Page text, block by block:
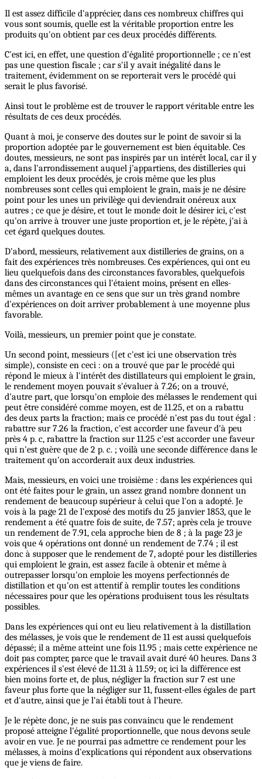
Il est assez difficile d'apprécier, dans ces nombreux chiffres qui
vous sont soumis, quelle est la véritable proportion entre les
produits qu'on obtient par ces deux procédés différents.
C'est ici, en effet, une question d'égalité proportionnelle ; ce n'est
pas une question fiscale ; car s'il y avait inégalité dans le
traitement, évidemment on se reporterait vers le procédé qui
serait le plus favorisé.
Ainsi tout le problème est de trouver le rapport véritable entre les
résultats de ces deux procédés.
Quant à moi, je conserve des doutes sur le point de savoir si la
proportion adoptée par le gouvernement est bien équitable. Ces
doutes, messieurs, ne sont pas inspirés par un intérêt local, car il y
a, dans l'arrondissement auquel j'appartiens, des distilleries qui
emploient les deux procédés, je crois même que les plus
nombreuses sont celles qui emploient le grain, mais je ne désire
point pour les unes un privilège qui deviendrait onéreux aux
autres ; ce que je désire, et tout le monde doit le désirer ici, c'est
qu'on arrive à trouver une juste proportion et, je le répète, j'ai à
cet égard quelques doutes.
D'abord, messieurs, relativement aux distilleries de grains, on a
fait des expériences très nombreuses. Ces expériences, qui ont eu
lieu quelquefois dans des circonstances favorables, quelquefois
dans des circonstances qui l'étaient moins, présent en elles-
mêmes un avantage en ce sens que sur un très grand nombre
d'expériences on doit arriver probablement à une moyenne plus
favorable.
Voilà, messieurs, un premier point que je constate.
Un second point, messieurs ([et c'est ici une observation très
simple), consiste en ceci : on a trouvé que par le procédé qui
répond le mieux à l'intérêt des distillateurs qui emploient le grain,
le rendement moyen pouvait s'évaluer à 7.26; on a trouvé,
d'autre part, que lorsqu'on emploie des mélasses le rendement qui
peut être considéré comme moyen, est de 11.25, et on a rabattu
des deux parts la fraction; mais ce procédé n'est pas du tout égal :
rabattre sur 7.26 la fraction, c'est accorder une faveur d'à peu
près 4 p. c, rabattre la fraction sur 11.25 c'est accorder une faveur
qui n'est guère que de 2 p. c. ; voilà une seconde différence dans le
traitement qu'on accorderait aux deux industries.
Mais, messieurs, en voici une troisième : dans les expériences qui
ont été faites pour le grain, un assez grand nombre donnent un
rendement de beaucoup supérieur à celui que l'on a adopté. Je
vois à la page 21 de l'exposé des motifs du 25 janvier 1853, que le
rendement a été quatre fois de suite, de 7.57; après cela je trouve
un rendement de 7.91, cela approche bien de 8 ; à la page 23 je
vois que 4 opérations ont donné un rendement de 7.74 ; il est
donc à supposer que le rendement de 7, adopté pour les distilleries
qui emploient le grain, est assez facile à obtenir et même à
outrepasser lorsqu'on emploie les moyens perfectionnés de
distillation et qu'on est attentif à remplir toutes les conditions
nécessaires pour que les opérations produisent tous les résultats
possibles.
Dans les expériences qui ont eu lieu relativement à la distillation
des mélasses, je vois que le rendement de 11 est aussi quelquefois
dépassé; il a même atteint une fois 11.95 ; mais cette expérience ne
doit pas compter, parce que le travail avait duré 40 heures. Dans 3
expériences il s'est élevé de 11.31 à 11.59; or, ici la différence est
bien moins forte et, de plus, négliger la fraction sur 7 est une
faveur plus forte que la négliger sur 11, fussent-elles égales de part
et d'autre, ainsi que je l'ai établi tout à l'heure.
Je le répète donc, je ne suis pas convaincu que le rendement
proposé atteigne l'égalité proportionnelle, que nous devons seule
avoir en vue. Je ne pourrai pas admettre ce rendement pour les
mélasses, à moins d'explications qui répondent aux observations
que je viens de faire.